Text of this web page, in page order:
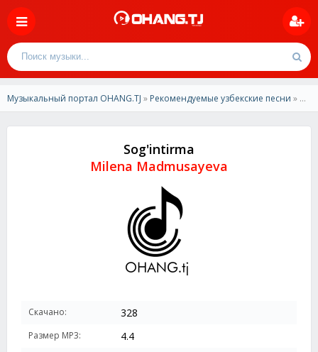
Музыкальный портал OHANG.TJ » Рекомендуемые узбекские песни » Milena Madmusayeva - Sog'intirma
Sog'intirma
Milena Madmusayeva
Скачано: 328
Размер MP3: 4.4